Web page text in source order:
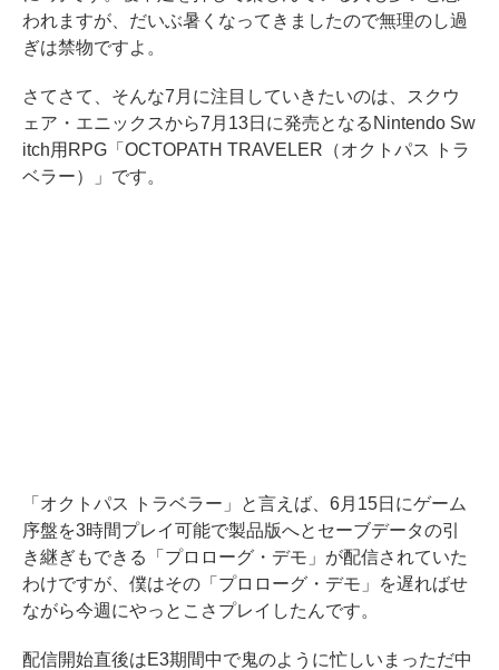
われますが、だいぶ暑くなってきましたので無理のし過
ぎは禁物ですよ。
さてさて、そんな7月に注目していきたいのは、スクウ
ェア・エニックスから7月13日に発売となるNintendo Sw
itch用RPG「OCTOPATH TRAVELER（オクトパス トラ
ベラー）」です。
「オクトパス トラベラー」と言えば、6月15日にゲーム
序盤を3時間プレイ可能で製品版へとセーブデータの引
き継ぎもできる「プロローグ・デモ」が配信されていた
わけですが、僕はその「プロローグ・デモ」を遅ればせ
ながら今週にやっとこさプレイしたんです。
配信開始直後はE3期間中で鬼のように忙しいまっただ中